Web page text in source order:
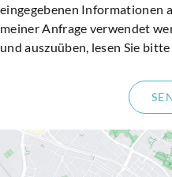
eingegebenen Informationen
meiner Anfrage verwendet
und auszuüben, lesen Sie